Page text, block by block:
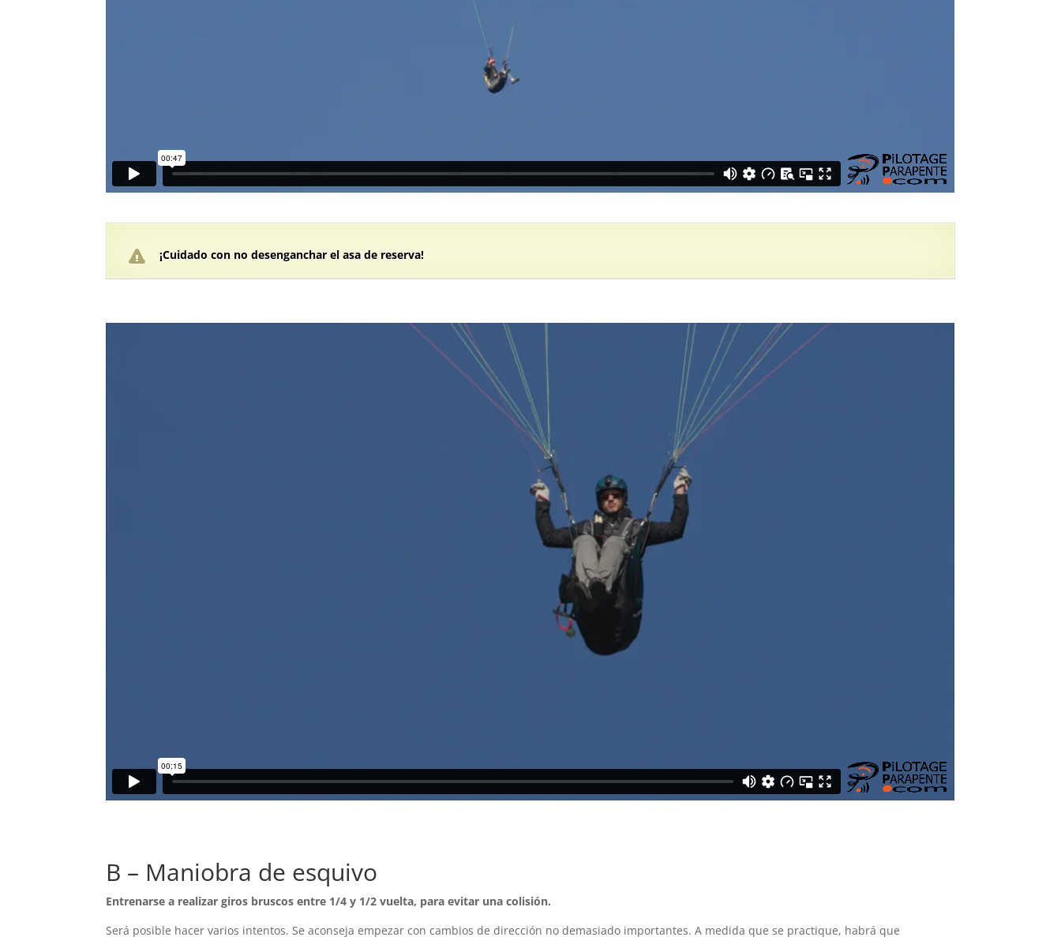
¡Cuidado con no desenganchar el asa de reserva!
B – Maniobra de esquivo
Entrenarse a realizar giros bruscos entre 1/4 y 1/2 vuelta, para evitar una colisión.
Será posible hacer varios intentos. Se aconseja empezar con cambios de dirección no demasiado importantes. A medida que se practique, habrá que